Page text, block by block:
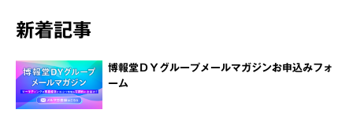
新着記事
博報堂ＤＹグループメールマガジンお申込みフォ
ーム